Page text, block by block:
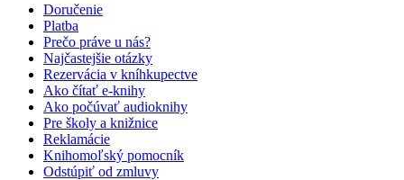
Doručenie
Platba
Prečo práve u nás?
Najčastejšie otázky
Rezervácia v kníhkupectve
Ako čítať e-knihy
Ako počúvať audioknihy
Pre školy a knižnice
Reklamácie
Knihomoľský pomocník
Odstúpiť od zmluvy